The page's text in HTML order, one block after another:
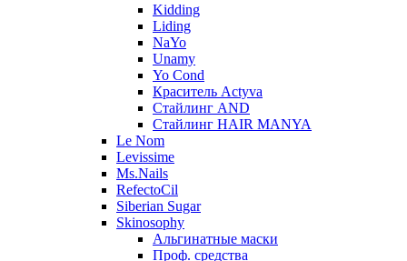
Kidding
Liding
NaYo
Unamy
Yo Cond
Краситель Actyva
Стайлинг AND
Стайлинг HAIR MANYA
Le Nom
Levissime
Ms.Nails
RefectoCil
Siberian Sugar
Skinosophy
Альгинатные маски
Проф. средства